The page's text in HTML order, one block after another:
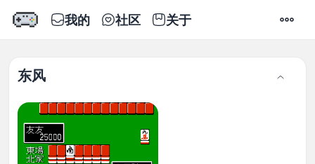
我的 社区 关于 设置
东风